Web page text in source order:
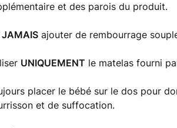
et des parois du produit.
JAMAIS ajouter de rembourrage
UNIQUEMENT le matelas fourni
placer le bébé sur le dos pour
et de suffocation.